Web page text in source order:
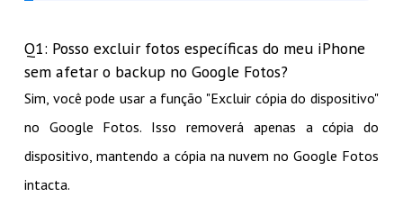
Q1: Posso excluir fotos específicas do meu iPhone
sem afetar o backup no Google Fotos?
Sim, você pode usar a função "Excluir cópia do dispositivo"
no Google Fotos. Isso removerá apenas a cópia do
dispositivo, mantendo a cópia na nuvem no Google Fotos
intacta.